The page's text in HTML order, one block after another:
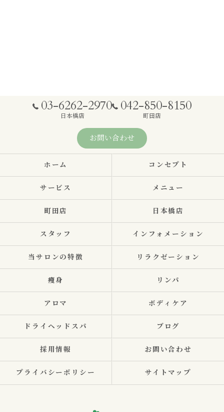
03-6262-2970
日本橋店
042-850-8150
町田店
お問い合わせ
ホーム コンセプト
サービス メニュー
町田店 日本橋店
スタッフ インフォメーション
当サロンの特徴 リラクゼーション
痩身 リンパ
アロマ ボディケア
ドライヘッドスパ ブログ
採用情報 お問い合わせ
プライバシーポリシー サイトマップ